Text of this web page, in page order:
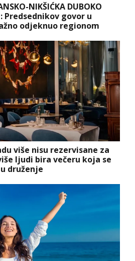
NIKŠIĆKA DUBOKO
Predsednikov govor u
odjeknuo regionom
više nisu rezervisane za
ljudi bira večeru koja se
druženje